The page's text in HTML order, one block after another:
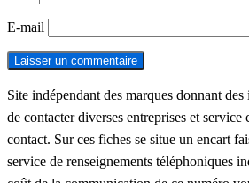
E-mail
Site indépendant des marques donnant
de contacter diverses entreprises et
contact. Sur ces fiches se situe un encart
service de renseignements téléphoniques